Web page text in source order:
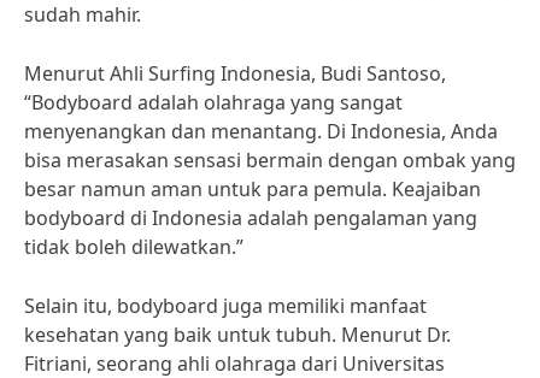
sudah mahir.
Menurut Ahli Surfing Indonesia, Budi Santoso,
“Bodyboard adalah olahraga yang sangat
menyenangkan dan menantang. Di Indonesia, Anda
bisa merasakan sensasi bermain dengan ombak yang
besar namun aman untuk para pemula. Keajaiban
bodyboard di Indonesia adalah pengalaman yang
tidak boleh dilewatkan.”
Selain itu, bodyboard juga memiliki manfaat
kesehatan yang baik untuk tubuh. Menurut Dr.
Fitriani, seorang ahli olahraga dari Universitas